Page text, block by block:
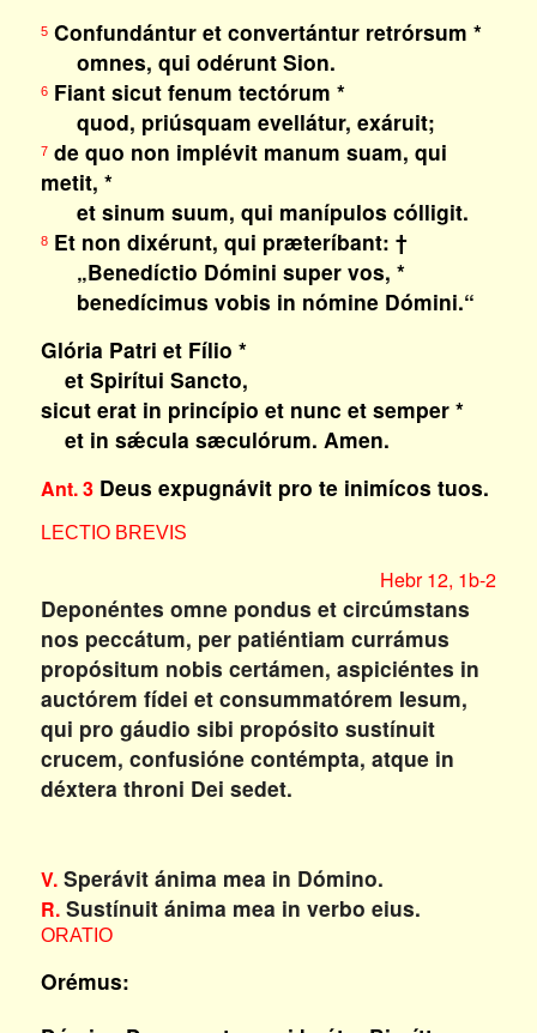
5Confundántur et convertántur retrórsum *
omnes, qui odérunt Sion.
6Fiant sicut fenum tectórum *
quod, priúsquam evellátur, exáruit;
7de quo non implévit manum suam, qui
metit, *
et sinum suum, qui manípulos cólligit.
8Et non dixérunt, qui præteríbant: †
„Benedíctio Dómini super vos, *
benedícimus vobis in nómine Dómini.“
Glória Patri et Fílio *
et Spirítui Sancto,
sicut erat in princípio et nunc et semper *
et in sǽcula sæculórum. Amen.
Ant. 3Deus expugnávit pro te inimícos tuos.
LECTIO BREVIS
Hebr 12, 1b-2
Deponéntes omne pondus et circúmstans
nos peccátum, per patiéntiam currámus
propósitum nobis certámen, aspiciéntes in
auctórem fídei et consummatórem Iesum,
qui pro gáudio sibi propósito sustínuit
crucem, confusióne contémpta, atque in
déxtera throni Dei sedet.
V.Sperávit ánima mea in Dómino.
R.Sustínuit ánima mea in verbo eius.
ORATIO
Orémus: